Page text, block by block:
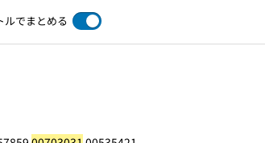
ルでまとめる